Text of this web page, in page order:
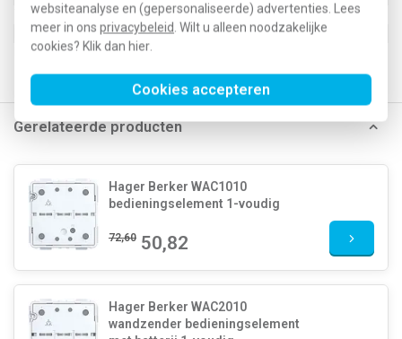
websiteanalyse en (gepersonaliseerde) advertenties. Lees
meer in ons privacybeleid . Wilt u alleen noodzakelijke
cookies? Klik dan hier
Cookies accepteren
Type / SKU (MPN)
WAN7010WG
EAN (GTIN-13)
3250610063125
Klusspullen artikelnummer
Gerelateerde producten
Hager Berker WAC1010
bedieningselement 1-voudig
72,60 50,82
Hager Berker WAC2010
wandzender bedieningselement